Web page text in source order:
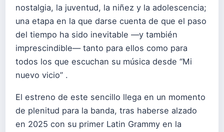
nostalgia, la juventud, la niñez y la adolescencia;
una etapa en la que darse cuenta de que el paso
del tiempo ha sido inevitable —y también
imprescindible— tanto para ellos como para
todos los que escuchan su música desde “Mi
nuevo vicio” .
El estreno de este sencillo llega en un momento
de plenitud para la banda, tras haberse alzado
en 2025 con su primer Latin Grammy en la